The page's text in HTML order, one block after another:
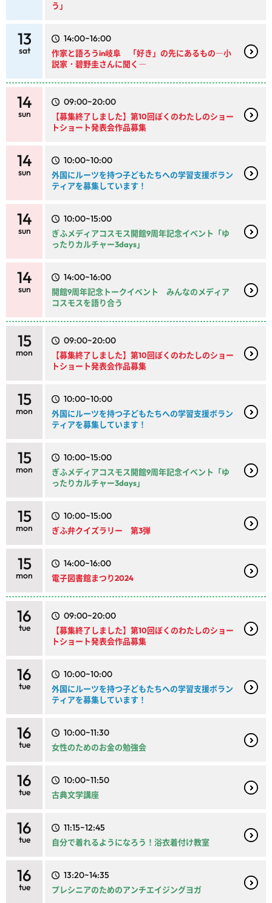
う」
13
sat
14:00~16:00
作家と語ろうin岐阜 「好き」の先にあるもの―小
説家・碧野圭さんに聞く―
14
sun
09:00~20:00
【募集終了しました】第10回ぼくのわたしのショー
トショート発表会作品募集
14
sun
10:00~10:00
外国にルーツを持つ子どもたちへの学習支援ボラン
ティアを募集しています！
14
sun
10:00~15:00
ぎふメディアコスモス開館9周年記念イベント「ゆ
ったりカルチャー3days」
14
sun
14:00~16:00
開館9周年記念トークイベント みんなのメディア
コスモスを語り合う
15
mon
09:00~20:00
【募集終了しました】第10回ぼくのわたしのショー
トショート発表会作品募集
15
mon
10:00~10:00
外国にルーツを持つ子どもたちへの学習支援ボラン
ティアを募集しています！
15
mon
10:00~15:00
ぎふメディアコスモス開館9周年記念イベント「ゆ
ったりカルチャー3days」
15
mon
10:00~15:00
ぎふ弁クイズラリー 第3弾
15
mon
14:00~16:00
電子図書館まつり2024
16
tue
09:00~20:00
【募集終了しました】第10回ぼくのわたしのショー
トショート発表会作品募集
16
tue
10:00~10:00
外国にルーツを持つ子どもたちへの学習支援ボラン
ティアを募集しています！
16
tue
10:00~11:30
女性のためのお金の勉強会
16
tue
10:00~11:50
古典文学講座
16
tue
11:15~12:45
自分で着れるようになろう！浴衣着付け教室
16
tue
13:20~14:35
プレシニアのためのアンチエイジングヨガ